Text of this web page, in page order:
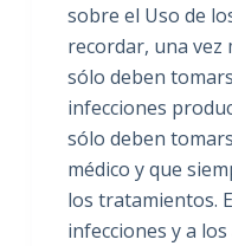
sobre el Uso de
recordar, una vez
sólo deben
infecciones
sólo deben
médico y que
los tratamientos.
infecciones y a